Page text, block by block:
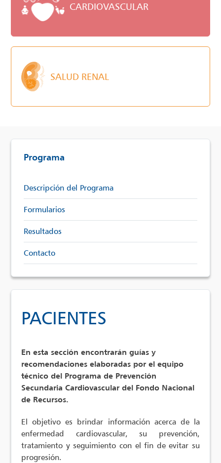
CARDIOVASCULAR
SALUD RENAL
Programa
Descripción del Programa
Formularios
Resultados
Contacto
PACIENTES
En esta sección encontrarán guías y
recomendaciones elaboradas por el equipo
técnico del Programa de Prevención
Secundaria Cardiovascular del Fondo Nacional
de Recursos.
El objetivo es brindar información acerca de la
enfermedad cardiovascular, su prevención,
tratamiento y seguimiento con el fin de evitar su
progresión.